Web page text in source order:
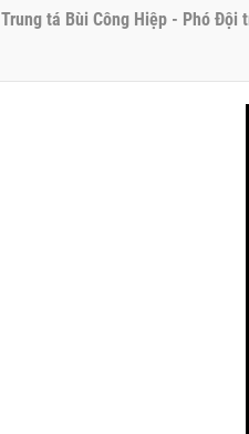
Trung tá Bùi Công Hiệp - Phó Đội